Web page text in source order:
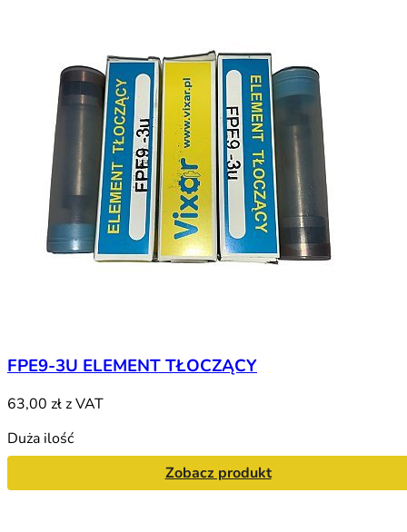
FPE9-3U ELEMENT TŁOCZĄCY
63,00 złz VAT
Duża ilość
Zobacz produkt